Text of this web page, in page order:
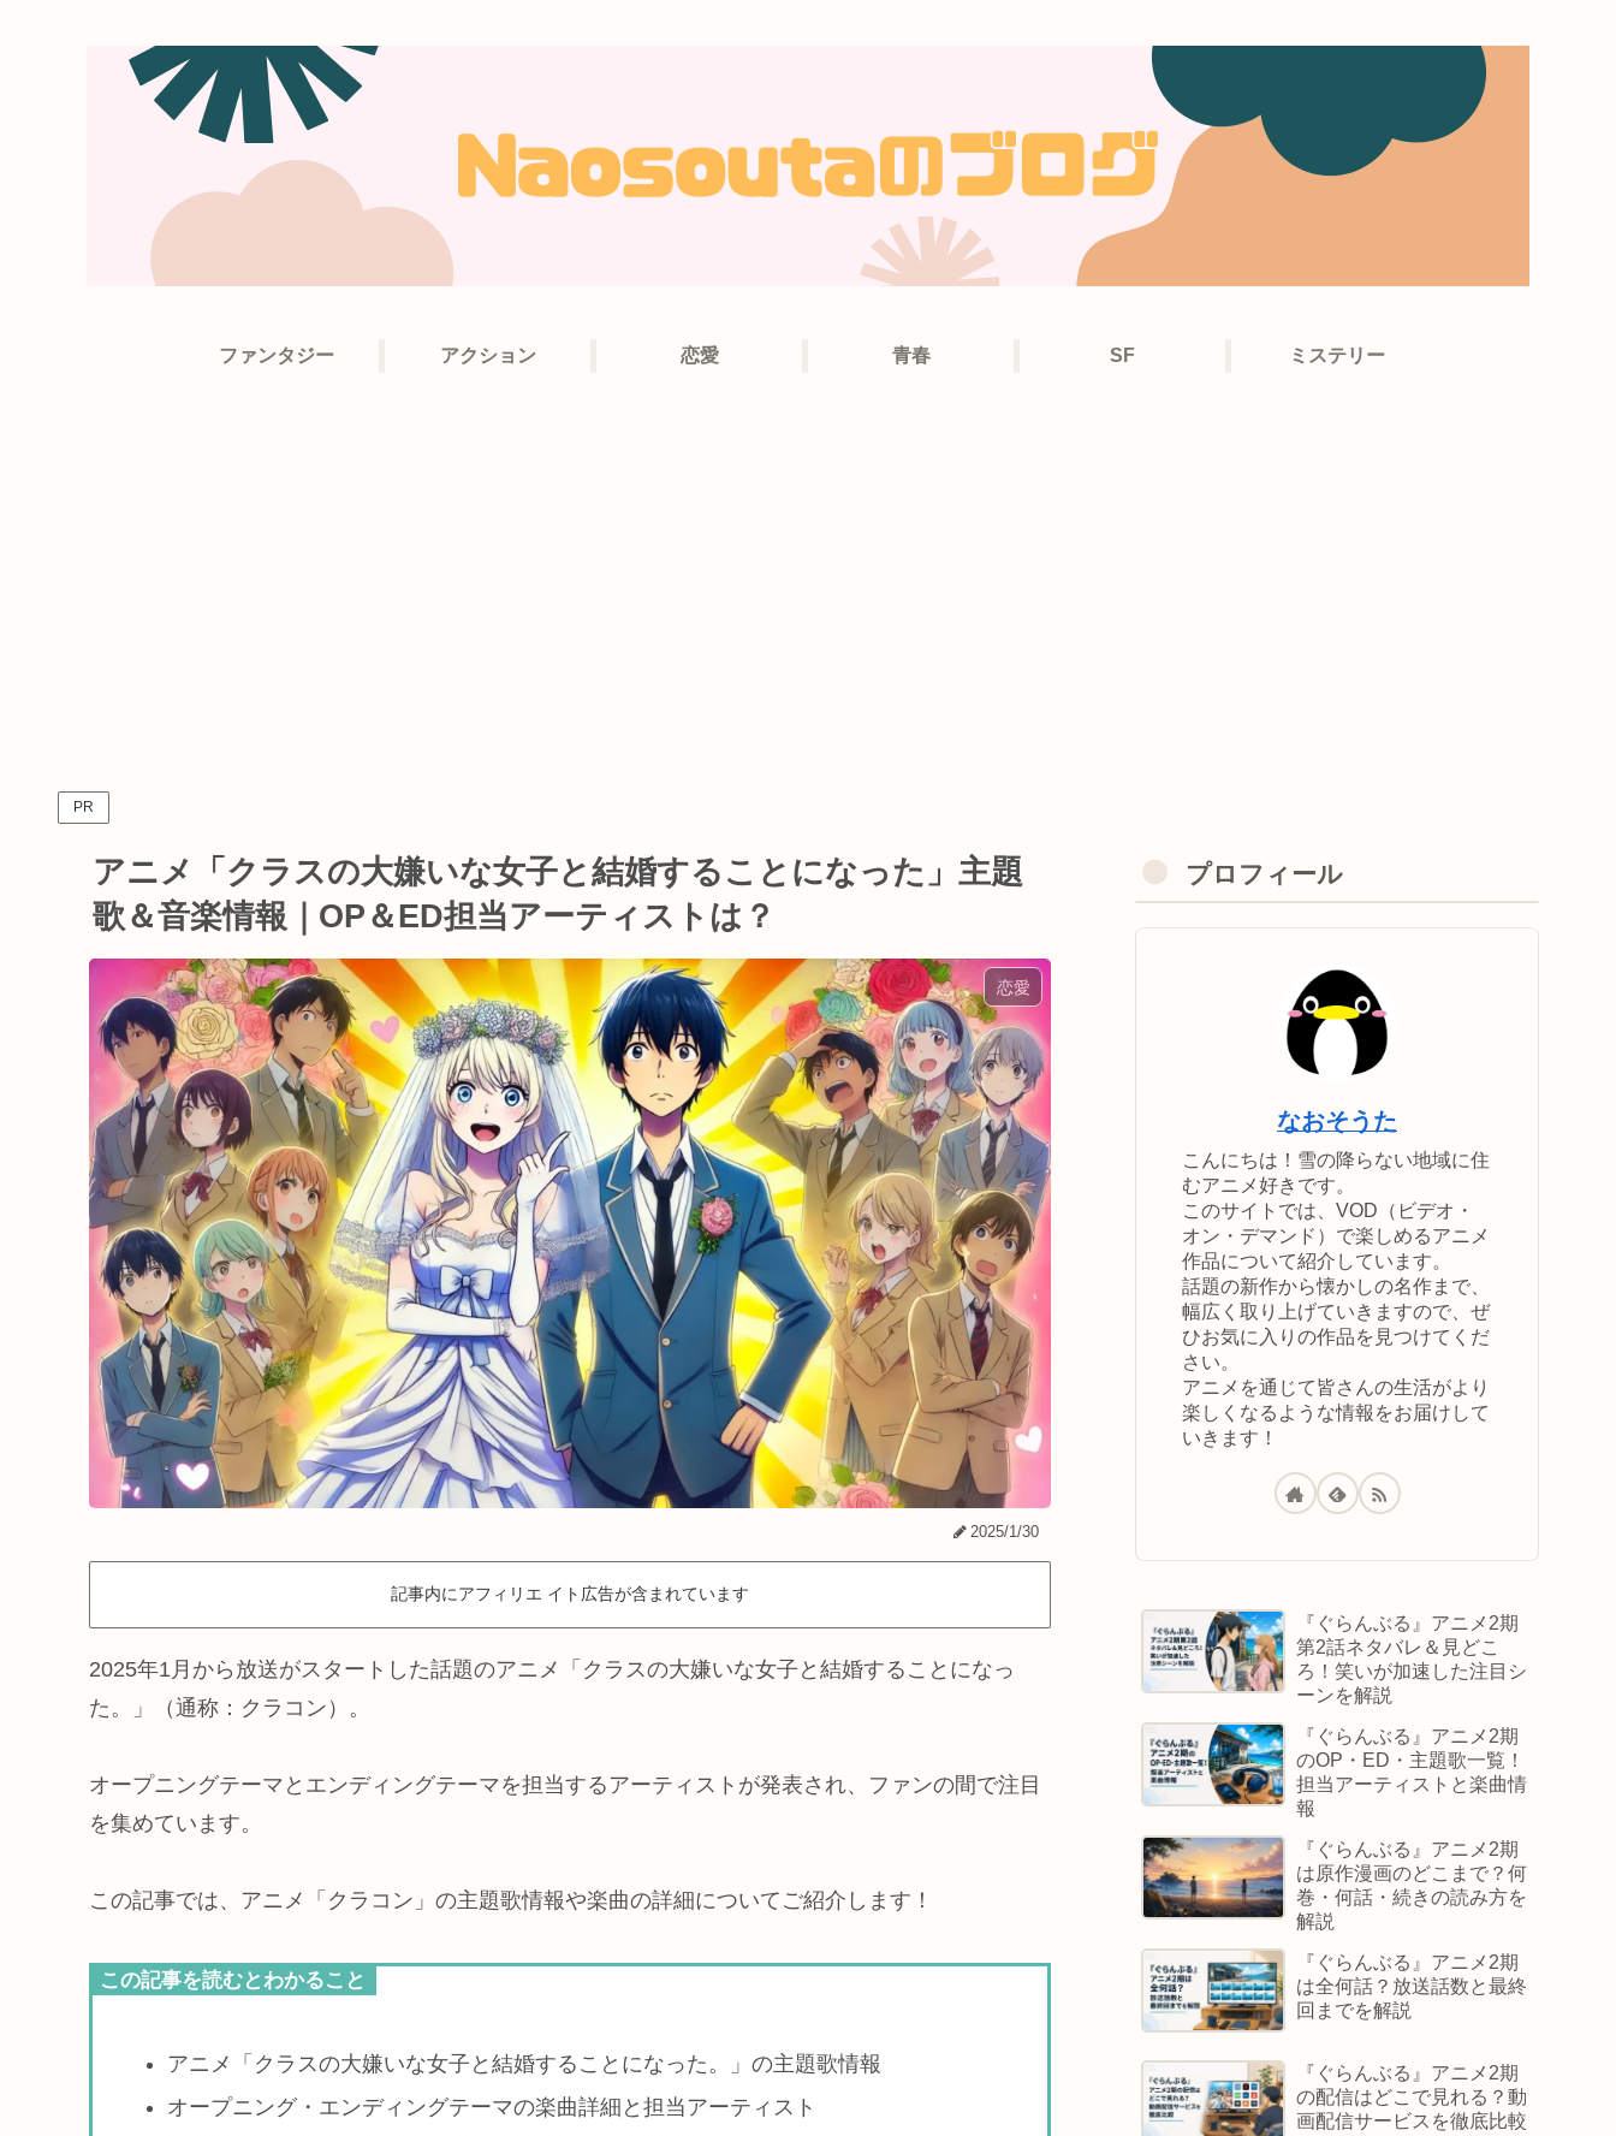
ファンタジー アクション 恋愛 青春 SF ミステリー
PR
アニメ「クラスの大嫌いな女子と結婚することになった」主題
歌＆音楽情報｜OP＆ED担当アーティストは？
恋愛
2025/1/30
記事内にアフィリエ イト広告が含まれています
2025年1月から放送がスタートした話題のアニメ「クラスの大嫌いな女子と結婚することになっ
た。」（通称：クラコン）。
オープニングテーマとエンディングテーマを担当するアーティストが発表され、ファンの間で注目
を集めています。
この記事では、アニメ「クラコン」の主題歌情報や楽曲の詳細についてご紹介します！
この記事を読むとわかること
アニメ「クラスの大嫌いな女子と結婚することになった。」の主題歌情報
オープニング・エンディングテーマの楽曲詳細と担当アーティスト
プロフィール
なおそうた
こんにちは！雪の降らない地域に住
むアニメ好きです。
このサイトでは、VOD（ビデオ・
オン・デマンド）で楽しめるアニメ
作品について紹介しています。
話題の新作から懐かしの名作まで、
幅広く取り上げていきますので、ぜ
ひお気に入りの作品を見つけてくだ
さい。
アニメを通じて皆さんの生活がより
楽しくなるような情報をお届けして
いきます！
『ぐらんぶる』アニメ2期
第2話ネタバレ＆見どこ
ろ！笑いが加速した注目シ
ーンを解説
『ぐらんぶる』アニメ2期
のOP・ED・主題歌一覧！
担当アーティストと楽曲情
報
『ぐらんぶる』アニメ2期
は原作漫画のどこまで？何
巻・何話・続きの読み方を
解説
『ぐらんぶる』アニメ2期
は全何話？放送話数と最終
回までを解説
『ぐらんぶる』アニメ2期
の配信はどこで見れる？動
画配信サービスを徹底比較